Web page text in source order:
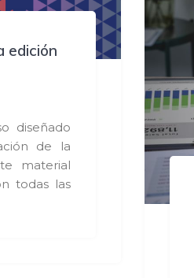
edición
diseñado
de la
material
todas las